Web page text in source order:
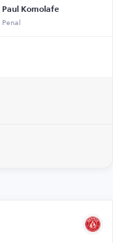
Paul Komolafe
Penal